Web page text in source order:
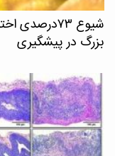
شیوع
بزرگ در پیشگیری